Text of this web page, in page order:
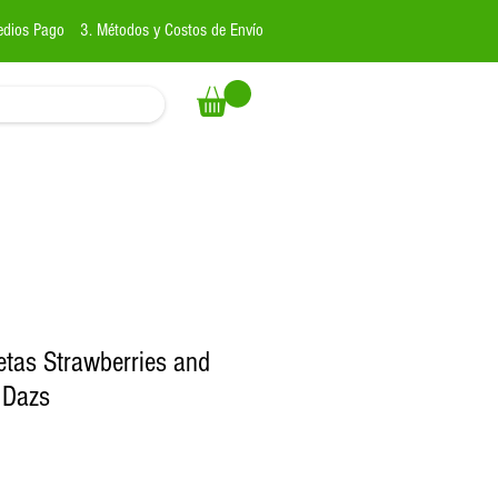
Pago 3. Métodos y Costos de Envío
Strawberries and